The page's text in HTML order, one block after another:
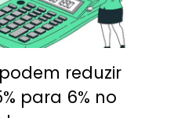
reduzir
para 6% no